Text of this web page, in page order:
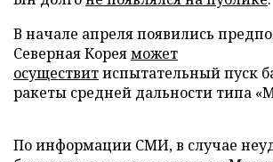
В начале апреля появились
Северная Кореяможет
осуществитиспытательный пуск
ракеты средней дальности типа
По информации СМИ, в случае